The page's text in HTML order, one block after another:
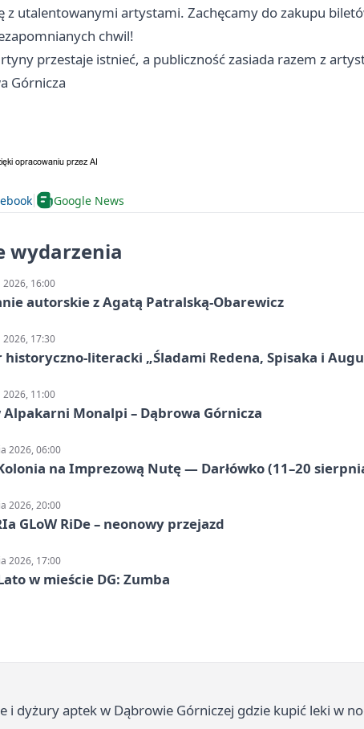
z utalentowanymi artystami. Zachęcamy do zakupu
chwil!
przestaje istnieć, a publiczność zasiada razem z
Górnicza
Google News
wydarzenia
16:00
autorskie z Agatą Patralską-Obarewicz
17:30
historyczno-literacki „Śladami Redena, Spisaka i
11:00
Alpakarni Monalpi – Dąbrowa Górnicza
2026, 06:00
na Imprezową Nutę — Darłówko (11–20
2026, 20:00
GLoW RiDe – neonowy przejazd
2026, 17:00
w mieście DG: Zumba
i dyżury aptek w Dąbrowie Górniczej gdzie kupić leki w